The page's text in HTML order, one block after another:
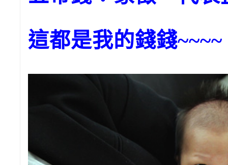
這都是我的錢錢~~~~